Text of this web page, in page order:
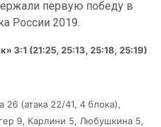
первую победу в
России 2019.
3:1 (21:25, 25:13, 25:18, 25:19)
26 (атака 22/41, 4 блока),
9, Карлини 5, Любушкина 5,